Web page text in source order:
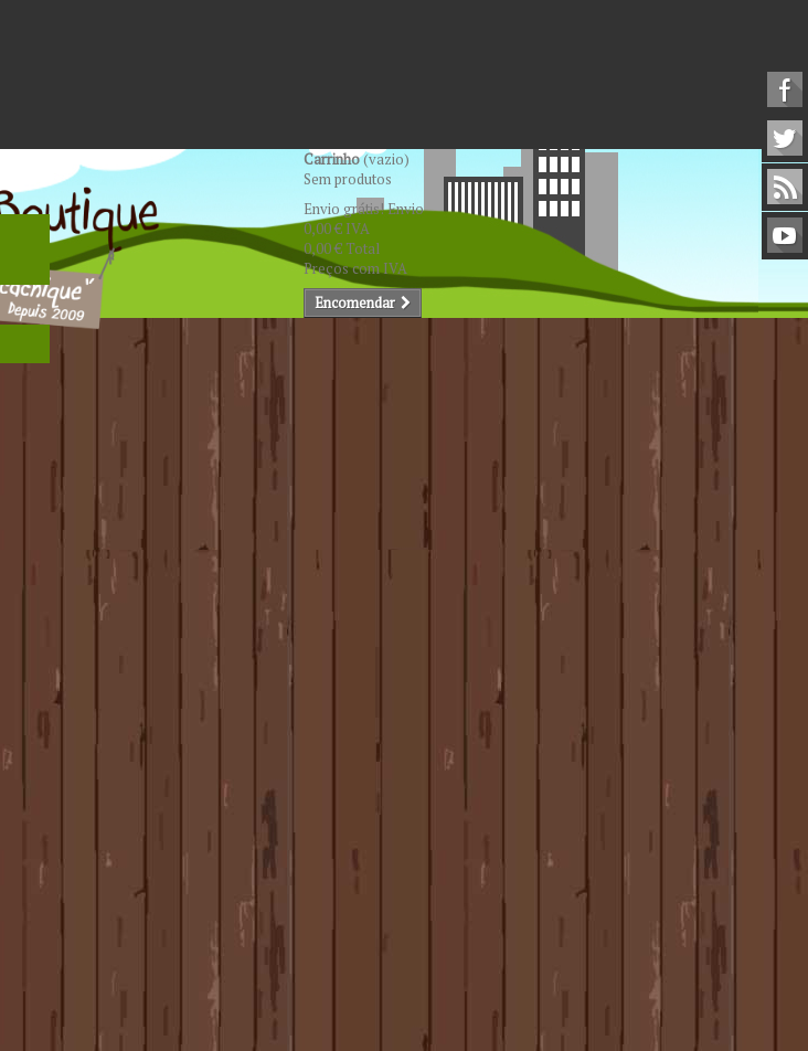
Carrinho(vazio)
Sem produtos
Envio grátis!Envio
0,00 € IVA
0,00 €Total
Preços com IVA
Encomendar